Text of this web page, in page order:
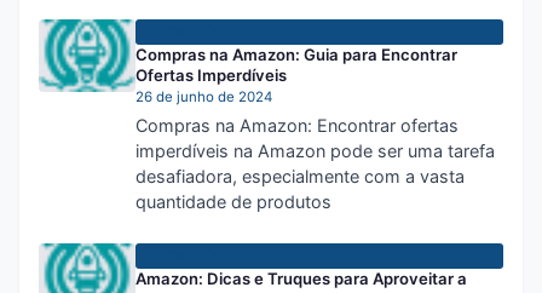
Compras na Amazon: Guia para Encontrar
Ofertas Imperdíveis
26 de junho de 2024
Compras na Amazon: Encontrar ofertas
imperdíveis na Amazon pode ser uma tarefa
desafiadora, especialmente com a vasta
quantidade de produtos
Amazon: Dicas e Truques para Aproveitar a